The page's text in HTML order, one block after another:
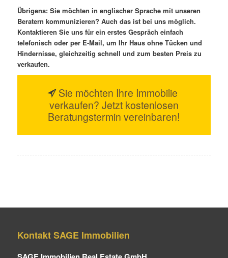
Übrigens: Sie möchten in englischer Sprache mit unseren
Beratern kommunizieren? Auch das ist bei uns möglich.
Kontaktieren Sie uns für ein erstes Gespräch einfach
telefonisch oder per E-Mail, um Ihr Haus ohne Tücken und
Hindernisse, gleichzeitig schnell und zum besten Preis zu
verkaufen.
Sie möchten Ihre Immobilie
verkaufen? Jetzt kostenlosen
Beratungstermin vereinbaren!
Kontakt SAGE Immobilien